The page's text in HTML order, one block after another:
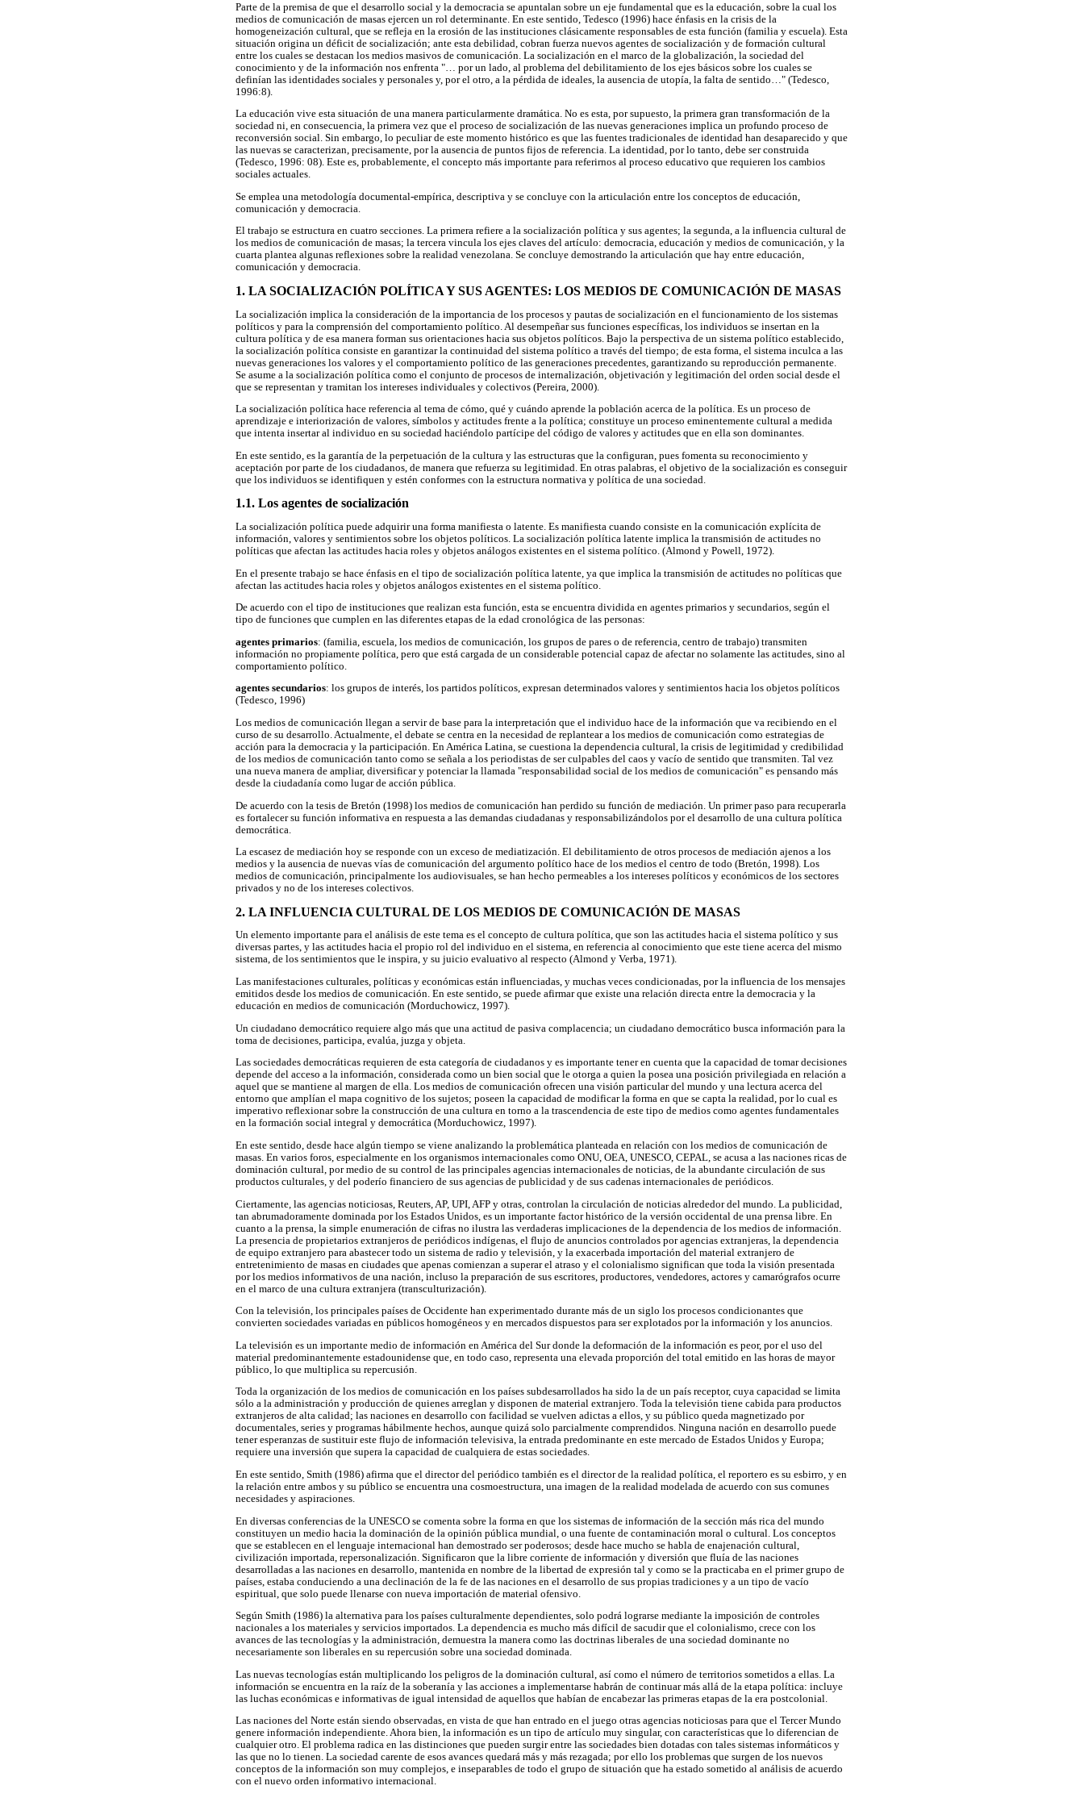
Parte de la premisa de que el desarrollo social y la democracia se apuntalan sobre un eje fundamental que es la educación, sobre la cual los
medios de comunicación de masas ejercen un rol determinante. En este sentido, Tedesco (1996) hace énfasis en la crisis de la
homogeneización cultural, que se refleja en la erosión de las instituciones clásicamente responsables de esta función (familia y escuela). Esta
situación origina un déficit de socialización; ante esta debilidad, cobran fuerza nuevos agentes de socialización y de formación cultural
entre los cuales se destacan los medios masivos de comunicación. La socialización en el marco de la globalización, la sociedad del
conocimiento y de la información nos enfrenta "… por un lado, al problema del debilitamiento de los ejes básicos sobre los cuales se
definían las identidades sociales y personales y, por el otro, a la pérdida de ideales, la ausencia de utopía, la falta de sentido…" (Tedesco,
1996:8).
La educación vive esta situación de una manera particularmente dramática. No es esta, por supuesto, la primera gran transformación de la
sociedad ni, en consecuencia, la primera vez que el proceso de socialización de las nuevas generaciones implica un profundo proceso de
reconversión social. Sin embargo, lo peculiar de este momento histórico es que las fuentes tradicionales de identidad han desaparecido y que
las nuevas se caracterizan, precisamente, por la ausencia de puntos fijos de referencia. La identidad, por lo tanto, debe ser construida
(Tedesco, 1996: 08). Este es, probablemente, el concepto más importante para referirnos al proceso educativo que requieren los cambios
sociales actuales.
Se emplea una metodología documental-empírica, descriptiva y se concluye con la articulación entre los conceptos de educación,
comunicación y democracia.
El trabajo se estructura en cuatro secciones. La primera refiere a la socialización política y sus agentes; la segunda, a la influencia cultural de
los medios de comunicación de masas; la tercera vincula los ejes claves del artículo: democracia, educación y medios de comunicación, y la
cuarta plantea algunas reflexiones sobre la realidad venezolana. Se concluye demostrando la articulación que hay entre educación,
comunicación y democracia.
1. LA SOCIALIZACIÓN POLÍTICA Y SUS AGENTES: LOS MEDIOS DE COMUNICACIÓN DE MASAS
La socialización implica la consideración de la importancia de los procesos y pautas de socialización en el funcionamiento de los sistemas
políticos y para la comprensión del comportamiento político. Al desempeñar sus funciones específicas, los individuos se insertan en la
cultura política y de esa manera forman sus orientaciones hacia sus objetos políticos. Bajo la perspectiva de un sistema político establecido,
la socialización política consiste en garantizar la continuidad del sistema político a través del tiempo; de esta forma, el sistema inculca a las
nuevas generaciones los valores y el comportamiento político de las generaciones precedentes, garantizando su reproducción permanente.
Se asume a la socialización política como el conjunto de procesos de internalización, objetivación y legitimación del orden social desde el
que se representan y tramitan los intereses individuales y colectivos (Pereira, 2000).
La socialización política hace referencia al tema de cómo, qué y cuándo aprende la población acerca de la política. Es un proceso de
aprendizaje e interiorización de valores, símbolos y actitudes frente a la política; constituye un proceso eminentemente cultural a medida
que intenta insertar al individuo en su sociedad haciéndolo partícipe del código de valores y actitudes que en ella son dominantes.
En este sentido, es la garantía de la perpetuación de la cultura y las estructuras que la configuran, pues fomenta su reconocimiento y
aceptación por parte de los ciudadanos, de manera que refuerza su legitimidad. En otras palabras, el objetivo de la socialización es conseguir
que los individuos se identifiquen y estén conformes con la estructura normativa y política de una sociedad.
1.1. Los agentes de socialización
La socialización política puede adquirir una forma manifiesta o latente. Es manifiesta cuando consiste en la comunicación explícita de
información, valores y sentimientos sobre los objetos políticos. La socialización política latente implica la transmisión de actitudes no
políticas que afectan las actitudes hacia roles y objetos análogos existentes en el sistema político. (Almond y Powell, 1972).
En el presente trabajo se hace énfasis en el tipo de socialización política latente, ya que implica la transmisión de actitudes no políticas que
afectan las actitudes hacia roles y objetos análogos existentes en el sistema político.
De acuerdo con el tipo de instituciones que realizan esta función, esta se encuentra dividida en agentes primarios y secundarios, según el
tipo de funciones que cumplen en las diferentes etapas de la edad cronológica de las personas:
agentes primarios: (familia, escuela, los medios de comunicación, los grupos de pares o de referencia, centro de trabajo) transmiten
información no propiamente política, pero que está cargada de un considerable potencial capaz de afectar no solamente las actitudes, sino al
comportamiento político.
agentes secundarios: los grupos de interés, los partidos políticos, expresan determinados valores y sentimientos hacia los objetos políticos
(Tedesco, 1996)
Los medios de comunicación llegan a servir de base para la interpretación que el individuo hace de la información que va recibiendo en el
curso de su desarrollo. Actualmente, el debate se centra en la necesidad de replantear a los medios de comunicación como estrategias de
acción para la democracia y la participación. En América Latina, se cuestiona la dependencia cultural, la crisis de legitimidad y credibilidad
de los medios de comunicación tanto como se señala a los periodistas de ser culpables del caos y vacío de sentido que transmiten. Tal vez
una nueva manera de ampliar, diversificar y potenciar la llamada "responsabilidad social de los medios de comunicación" es pensando más
desde la ciudadanía como lugar de acción pública.
De acuerdo con la tesis de Bretón (1998) los medios de comunicación han perdido su función de mediación. Un primer paso para recuperarla
es fortalecer su función informativa en respuesta a las demandas ciudadanas y responsabilizándolos por el desarrollo de una cultura política
democrática.
La escasez de mediación hoy se responde con un exceso de mediatización. El debilitamiento de otros procesos de mediación ajenos a los
medios y la ausencia de nuevas vías de comunicación del argumento político hace de los medios el centro de todo (Bretón, 1998). Los
medios de comunicación, principalmente los audiovisuales, se han hecho permeables a los intereses políticos y económicos de los sectores
privados y no de los intereses colectivos.
2. LA INFLUENCIA CULTURAL DE LOS MEDIOS DE COMUNICACIÓN DE MASAS
Un elemento importante para el análisis de este tema es el concepto de cultura política, que son las actitudes hacia el sistema político y sus
diversas partes, y las actitudes hacia el propio rol del individuo en el sistema, en referencia al conocimiento que este tiene acerca del mismo
sistema, de los sentimientos que le inspira, y su juicio evaluativo al respecto (Almond y Verba, 1971).
Las manifestaciones culturales, políticas y económicas están influenciadas, y muchas veces condicionadas, por la influencia de los mensajes
emitidos desde los medios de comunicación. En este sentido, se puede afirmar que existe una relación directa entre la democracia y la
educación en medios de comunicación (Morduchowicz, 1997).
Un ciudadano democrático requiere algo más que una actitud de pasiva complacencia; un ciudadano democrático busca información para la
toma de decisiones, participa, evalúa, juzga y objeta.
Las sociedades democráticas requieren de esta categoría de ciudadanos y es importante tener en cuenta que la capacidad de tomar decisiones
depende del acceso a la información, considerada como un bien social que le otorga a quien la posea una posición privilegiada en relación a
aquel que se mantiene al margen de ella. Los medios de comunicación ofrecen una visión particular del mundo y una lectura acerca del
entorno que amplían el mapa cognitivo de los sujetos; poseen la capacidad de modificar la forma en que se capta la realidad, por lo cual es
imperativo reflexionar sobre la construcción de una cultura en torno a la trascendencia de este tipo de medios como agentes fundamentales
en la formación social integral y democrática (Morduchowicz, 1997).
En este sentido, desde hace algún tiempo se viene analizando la problemática planteada en relación con los medios de comunicación de
masas. En varios foros, especialmente en los organismos internacionales como ONU, OEA, UNESCO, CEPAL, se acusa a las naciones ricas de
dominación cultural, por medio de su control de las principales agencias internacionales de noticias, de la abundante circulación de sus
productos culturales, y del poderío financiero de sus agencias de publicidad y de sus cadenas internacionales de periódicos.
Ciertamente, las agencias noticiosas, Reuters, AP, UPI, AFP y otras, controlan la circulación de noticias alrededor del mundo. La publicidad,
tan abrumadoramente dominada por los Estados Unidos, es un importante factor histórico de la versión occidental de una prensa libre. En
cuanto a la prensa, la simple enumeración de cifras no ilustra las verdaderas implicaciones de la dependencia de los medios de información.
La presencia de propietarios extranjeros de periódicos indígenas, el flujo de anuncios controlados por agencias extranjeras, la dependencia
de equipo extranjero para abastecer todo un sistema de radio y televisión, y la exacerbada importación del material extranjero de
entretenimiento de masas en ciudades que apenas comienzan a superar el atraso y el colonialismo significan que toda la visión presentada
por los medios informativos de una nación, incluso la preparación de sus escritores, productores, vendedores, actores y camarógrafos ocurre
en el marco de una cultura extranjera (transculturización).
Con la televisión, los principales países de Occidente han experimentado durante más de un siglo los procesos condicionantes que
convierten sociedades variadas en públicos homogéneos y en mercados dispuestos para ser explotados por la información y los anuncios.
La televisión es un importante medio de información en América del Sur donde la deformación de la información es peor, por el uso del
material predominantemente estadounidense que, en todo caso, representa una elevada proporción del total emitido en las horas de mayor
público, lo que multiplica su repercusión.
Toda la organización de los medios de comunicación en los países subdesarrollados ha sido la de un país receptor, cuya capacidad se limita
sólo a la administración y producción de quienes arreglan y disponen de material extranjero. Toda la televisión tiene cabida para productos
extranjeros de alta calidad; las naciones en desarrollo con facilidad se vuelven adictas a ellos, y su público queda magnetizado por
documentales, series y programas hábilmente hechos, aunque quizá solo parcialmente comprendidos. Ninguna nación en desarrollo puede
tener esperanzas de sustituir este flujo de información televisiva, la entrada predominante en este mercado de Estados Unidos y Europa;
requiere una inversión que supera la capacidad de cualquiera de estas sociedades.
En este sentido, Smith (1986) afirma que el director del periódico también es el director de la realidad política, el reportero es su esbirro, y en
la relación entre ambos y su público se encuentra una cosmoestructura, una imagen de la realidad modelada de acuerdo con sus comunes
necesidades y aspiraciones.
En diversas conferencias de la UNESCO se comenta sobre la forma en que los sistemas de información de la sección más rica del mundo
constituyen un medio hacia la dominación de la opinión pública mundial, o una fuente de contaminación moral o cultural. Los conceptos
que se establecen en el lenguaje internacional han demostrado ser poderosos; desde hace mucho se habla de enajenación cultural,
civilización importada, repersonalización. Significaron que la libre corriente de información y diversión que fluía de las naciones
desarrolladas a las naciones en desarrollo, mantenida en nombre de la libertad de expresión tal y como se la practicaba en el primer grupo de
países, estaba conduciendo a una declinación de la fe de las naciones en el desarrollo de sus propias tradiciones y a un tipo de vacío
espiritual, que solo puede llenarse con nueva importación de material ofensivo.
Según Smith (1986) la alternativa para los países culturalmente dependientes, solo podrá lograrse mediante la imposición de controles
nacionales a los materiales y servicios importados. La dependencia es mucho más difícil de sacudir que el colonialismo, crece con los
avances de las tecnologías y la administración, demuestra la manera como las doctrinas liberales de una sociedad dominante no
necesariamente son liberales en su repercusión sobre una sociedad dominada.
Las nuevas tecnologías están multiplicando los peligros de la dominación cultural, así como el número de territorios sometidos a ellas. La
información se encuentra en la raíz de la soberanía y las acciones a implementarse habrán de continuar más allá de la etapa política: incluye
las luchas económicas e informativas de igual intensidad de aquellos que habían de encabezar las primeras etapas de la era postcolonial.
Las naciones del Norte están siendo observadas, en vista de que han entrado en el juego otras agencias noticiosas para que el Tercer Mundo
genere información independiente. Ahora bien, la información es un tipo de artículo muy singular, con características que lo diferencian de
cualquier otro. El problema radica en las distinciones que pueden surgir entre las sociedades bien dotadas con tales sistemas informáticos y
las que no lo tienen. La sociedad carente de esos avances quedará más y más rezagada; por ello los problemas que surgen de los nuevos
conceptos de la información son muy complejos, e inseparables de todo el grupo de situación que ha estado sometido al análisis de acuerdo
con el nuevo orden informativo internacional.